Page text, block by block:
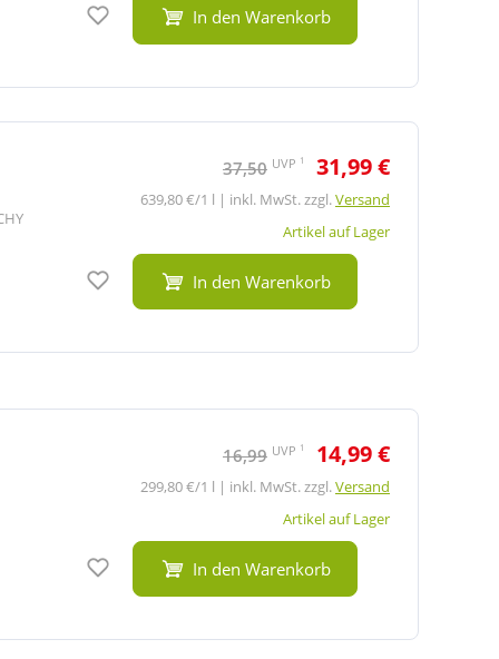
In den Warenkorb
37,50 UVP 1 31,99 €
639,80 €/1 l | inkl. MwSt. zzgl.Versand
Artikel auf Lager
Auf den Merkzettel
In den Warenkorb
16,99 UVP 1 14,99 €
299,80 €/1 l | inkl. MwSt. zzgl.Versand
Artikel auf Lager
Auf den Merkzettel
In den Warenkorb